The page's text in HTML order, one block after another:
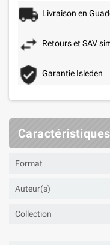
Livraison en
Retours et SAV
Garantie Isleden
Caractéristiques
Format
Auteur(s)
Collection